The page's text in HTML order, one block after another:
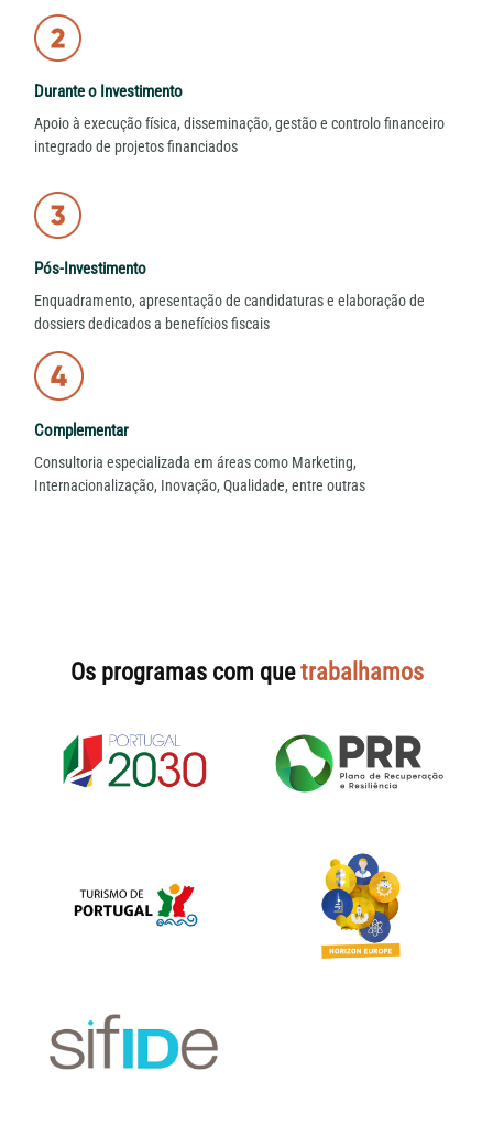
Durante o Investimento
Apoio à execução física, disseminação, gestão e controlo financeiro
integrado de projetos financiados
Pós-Investimento
Enquadramento, apresentação de candidaturas e elaboração de
dossiers dedicados a benefícios fiscais
Complementar
Consultoria especializada em áreas como Marketing,
Internacionalização, Inovação, Qualidade, entre outras
Os programas com quetrabalhamos